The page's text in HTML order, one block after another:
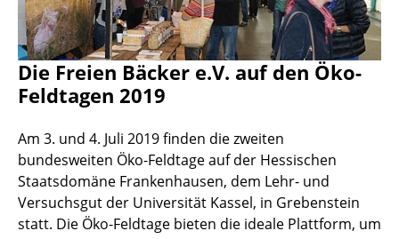
Die Freien Bäcker e.V. auf den Öko-
Feldtagen 2019
Am 3. und 4. Juli 2019 finden die zweiten
bundesweiten Öko-Feldtage auf der Hessischen
Staatsdomäne Frankenhausen, dem Lehr- und
Versuchsgut der Universität Kassel, in Grebenstein
statt. Die Öko-Feldtage bieten die ideale Plattform, um